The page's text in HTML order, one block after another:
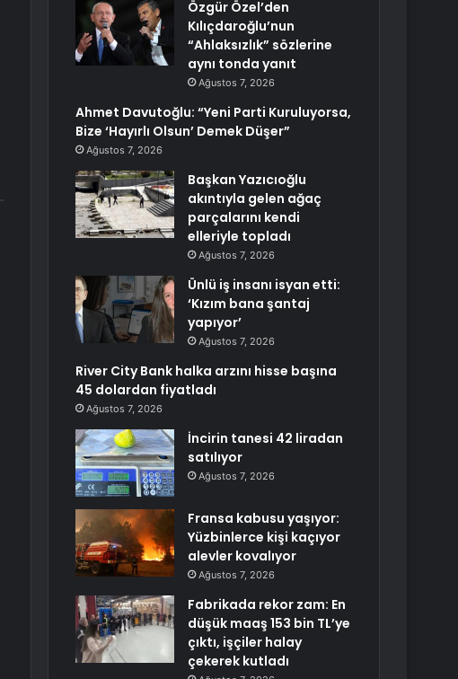
Özgür Özel’den
Kılıçdaroğlu’nun
“Ahlaksızlık” sözlerine
aynı tonda yanıt
Ağustos 7, 2026
Ahmet Davutoğlu: “Yeni Parti Kuruluyorsa,
Bize ‘Hayırlı Olsun’ Demek Düşer”
Ağustos 7, 2026
Başkan Yazıcıoğlu
akıntıyla gelen ağaç
parçalarını kendi
elleriyle topladı
Ağustos 7, 2026
Ünlü iş insanı isyan etti:
‘Kızım bana şantaj
yapıyor’
Ağustos 7, 2026
River City Bank halka arzını hisse başına
45 dolardan fiyatladı
Ağustos 7, 2026
İncirin tanesi 42 liradan
satılıyor
Ağustos 7, 2026
Fransa kabusu yaşıyor:
Yüzbinlerce kişi kaçıyor
alevler kovalıyor
Ağustos 7, 2026
Fabrikada rekor zam: En
düşük maaş 153 bin TL’ye
çıktı, işçiler halay
çekerek kutladı